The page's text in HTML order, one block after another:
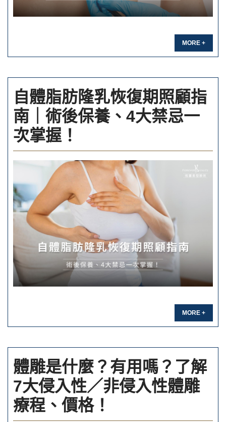
MORE +
自體脂肪隆乳恢復期照顧指
南｜術後保養、4大禁忌一
次掌握！
MORE +
體雕是什麼？有用嗎？了解
7大侵入性／非侵入性體雕
療程、價格！